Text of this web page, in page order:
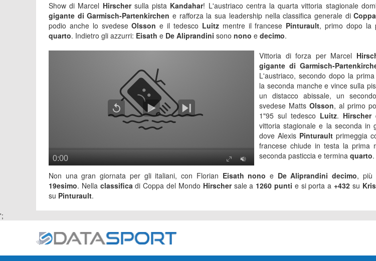
Show di Marcel Hirschersulla pista Kandahar! L'austriaco centra la quarta vittoria stagionale
gigante di Garmisch-Partenkirchen e rafforza la sua leadership nella classifica generale di
podio anche lo svedeseOlsson e il tedesco Luitz mentre il francese Pinturault, primo dopo la
quarto. Indietro gli azzurri: Eisath e De Aliprandini sono nono e decimo.
Vittoria di forza per Marcel
gigante di Garmisch-
L'austriaco, secondo dopo la
la seconda manche e vince sulla
un distacco abissale, un
svedese MattsOlsson, al primo
1"95 sul tedesco Luitz. Hirscher
vittoria stagionale e la seconda in
dove Alexis Pinturaultprimeggia
francese chiude in testa la prima
seconda pasticcia e termina quarto.
Non una gran giornata per gli italiani, con Florian Eisath nono e De Aliprandini decimo, più
19esimo. Nella classificadi Coppa del Mondo Hirscher sale a 1260 punti e si porta a+432 su
su Pinturault.
';